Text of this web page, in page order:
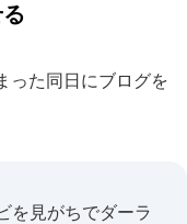
った同日にブログを
を見がちでダーラ